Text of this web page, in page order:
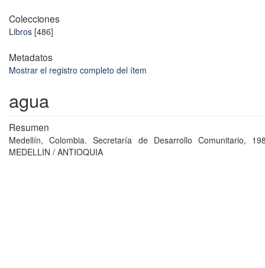
Colecciones
Libros [486]
Metadatos
Mostrar el registro completo del ítem
agua
Resumen
Medellín, Colombia. Secretaría de Desarrollo Comunitario,
MEDELLIN / ANTIOQUIA